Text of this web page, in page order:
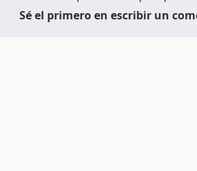
Sé el primero en escribir un